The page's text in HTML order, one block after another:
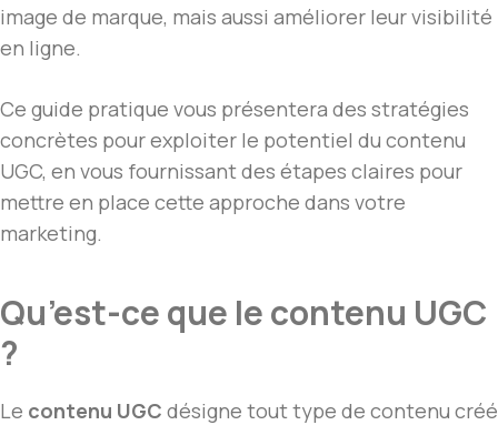
image de marque, mais aussi améliorer leur visibilité
en ligne.
Ce guide pratique vous présentera des stratégies
concrètes pour exploiter le potentiel du contenu
UGC, en vous fournissant des étapes claires pour
mettre en place cette approche dans votre
marketing.
Qu’est-ce que le contenu UGC
?
Le contenu UGC désigne tout type de contenu créé